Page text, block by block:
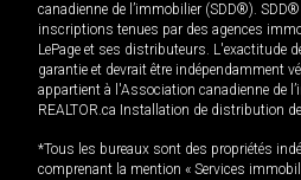
canadienne de l’immobilier (SDD®). SDD®
inscriptions tenues par des agences
LePage et ses distributeurs. L'exactitude
garantie et devrait être indépendamment
appartient à l'Association canadienne de
REALTOR.ca Installation de distribution
*Tous les bureaux sont des propriétés
comprenant la mention « Services